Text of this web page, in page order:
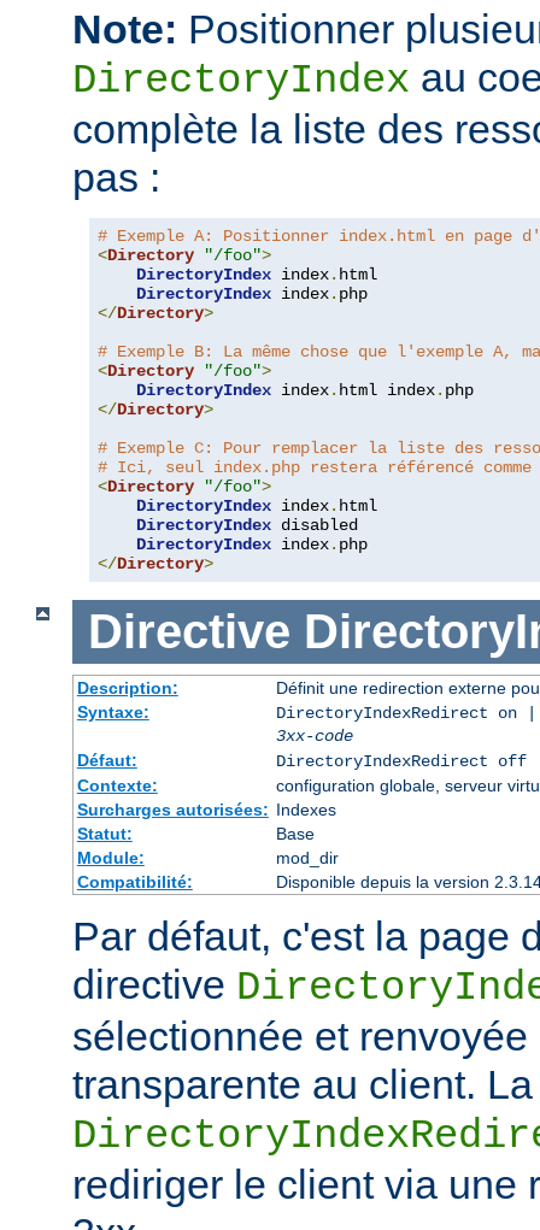
Note: Positionner
DirectoryIndex au
complète la liste des
pas :
# Exemple A: Positionner index.html en page
<Directory "/foo">
DirectoryIndex index. html
DirectoryIndex index.
</Directory>
# Exemple B: La même chose que l'exemple
<Directory "/foo">
DirectoryIndex index. html index.
</Directory>
# Exemple C: Pour remplacer la liste des
# Ici, seul index.php restera référencé
<Directory "/foo">
DirectoryIndex index. html
DirectoryIndex disabled
DirectoryIndex index.
</Directory>
Directive
Description:
Définit une redirection externe
Syntaxe:
DirectoryIndexRedirect
3xx-code
Défaut:
DirectoryIndexRedirect off
Contexte:
configuration globale, serveur
Surcharges autorisées: Indexes
Statut:
Base
Module:
mod_dir
Compatibilité:
Disponible depuis la version
Par défaut, c'est la page
directive
sélectionnée et
transparente au client.
rediriger le client via une